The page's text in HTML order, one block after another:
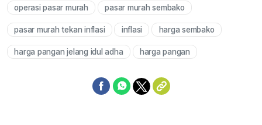
operasi pasar murah pasar murah sembako
pasar murah tekan inflasi inflasi harga sembako
harga pangan jelang idul adha harga pangan